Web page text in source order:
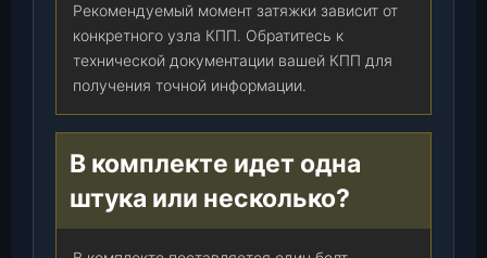
Рекомендуемый момент затяжки зависит от
конкретного узла КПП. Обратитесь к
технической документации вашей КПП для
получения точной информации.
В комплекте идет одна
штука или несколько?